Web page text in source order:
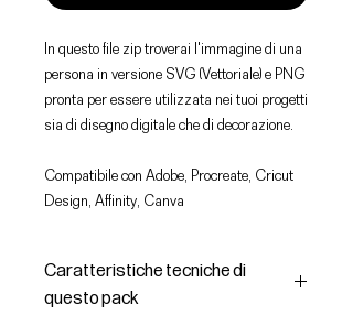
In questo file zip troverai l'immagine di una
persona in versione SVG (Vettoriale) e PNG
pronta per essere utilizzata nei tuoi progetti
sia di disegno digitale che di decorazione.
Compatibile con Adobe, Procreate, Cricut
Design, Affinity, Canva
Caratteristiche tecniche di
questo pack